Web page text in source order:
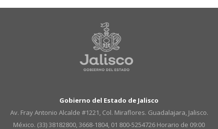
Gobierno del Estado de Jalisco
Av. Fray Antonio Alcalde #1221, Col. Miraflores. Guadalajara, Jalisco.
México. (33) 38182800, 3668-1804, 01 800-5254726 Horario de 09:00